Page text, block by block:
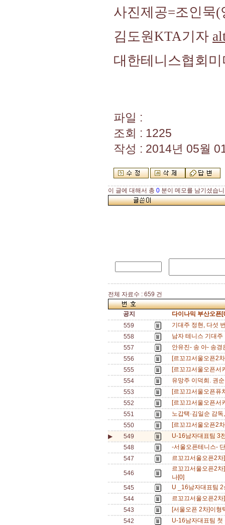
사진제공=조인묵
김도원KTA기자
대한테니스협회
파일 :
조회 : 1225
작성 : 2014년 05월
이 글에 대해서 총 0 분이 메모를 남기셨습
전체 자료수 : 659 건
공지
다이나믹 부산오픈
559
기대주 정현, 다섯
558
남자 테니스 기대
557
안유진- 송 아- 송
556
[르꼬끄서울오픈2
555
[르꼬끄서울오픈서
554
유망주 이덕희. 권
553
[르꼬끄서울오픈퓨
552
[르꼬끄서울오픈서
551
노갑택·김일순 감
550
[르꼬끄서울오픈2
▶
549
U-16남자대표팀 3
548
-서울오픈테니스-
547
르꼬끄서울오픈2
546
르꼬끄서울오픈2
나[0]
545
U _16남자대표팀
544
르꼬끄서울오픈2
543
[서울오픈 2차]이
542
U-16남자대표팀